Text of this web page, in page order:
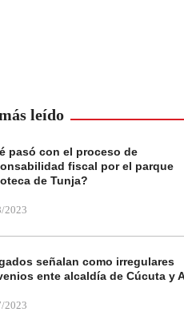
leído
pasó con el proceso de
fiscal por el parque
de Tunja?
2023
señalan como irregulares
ente alcaldía de Cúcuta y
2023